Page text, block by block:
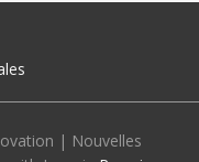
| Nouvelles